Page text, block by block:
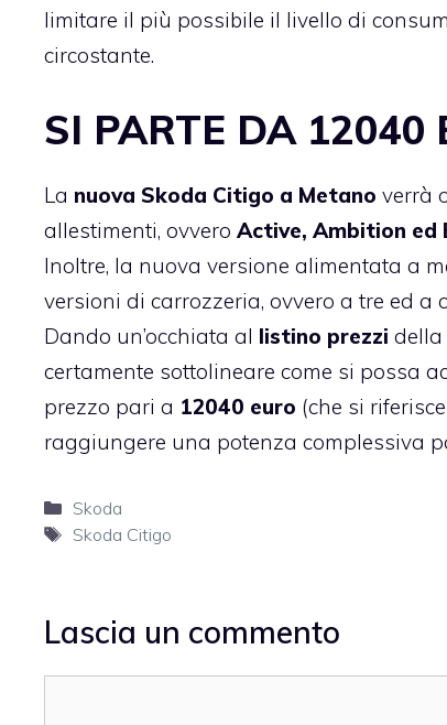
limitare il più possibile il livello di
circostante.
SI PARTE DA 12040
La nuova Skoda Citigo a Metano verrà
allestimenti, ovvero Active, Ambition ed
Inoltre, la nuova versione alimentata a
versioni di carrozzeria, ovvero a tre ed a
Dando un’occhiata al listino prezzi della
certamente sottolineare come si possa
prezzo pari a 12040 euro (che si
raggiungere una potenza complessiva
Categorie
Skoda
Tag
Skoda Citigo
Lascia un commento